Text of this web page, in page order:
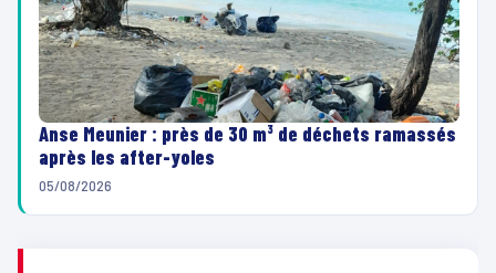
Anse Meunier : près de 30 m³ de déchets ramassés
après les after-yoles
05/08/2026